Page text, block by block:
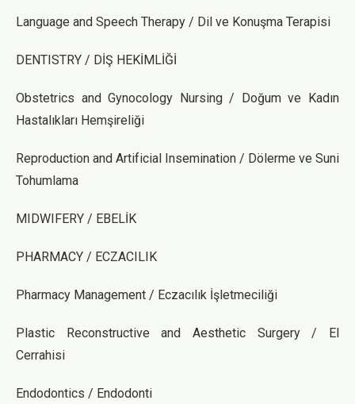
Language and Speech Therapy / Dil ve Konuşma Terapisi
DENTISTRY / DİŞ HEKİMLİĞİ
Obstetrics and Gynocology Nursing / Doğum ve Kadın
Hastalıkları Hemşireliği
Reproduction and Artificial Insemination / Dölerme ve Suni
Tohumlama
MIDWIFERY / EBELİK
PHARMACY / ECZACILIK
Pharmacy Management / Eczacılık İşletmeciliği
Plastic Reconstructive and Aesthetic Surgery / El
Cerrahisi
Endodontics / Endodonti